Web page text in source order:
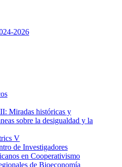
2026
Miradas históricas y
sobre la desigualdad y la
V
de Investigadores
en Cooperativismo
de Bioeconomía